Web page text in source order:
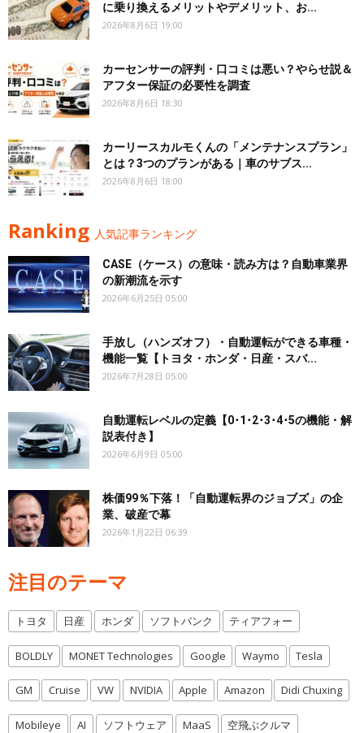
に乗り換えるメリットやデメリット、お...
2026年8月6日 19:00
カーセンサーの評判・口コミは悪い？やらせ説＆
アフター保証の必要性を調査
2026年8月6日 18:30
カーリースカルモくんの「メンテナンスプラン」
とは？3つのプランがある｜車のサブス...
2026年8月6日 18:00
Ranking 人気記事ランキング
CASE（ケース）の意味・読み方は？自動車業界
の新潮流を示す
2026年6月25日 05:00
手放し（ハンズオフ）・自動運転ができる車種・
機能一覧【トヨタ・ホンダ・日産・スバ...
2026年7月28日 05:00
自動運転レベルの定義【0･1･2･3･4･5の機能・解
説表付き】
2026年6月9日 05:00
株価99％下落！「自動運転界のジョブズ」の企
業、破産で幕
2026年1月22日 06:39
注目のテーマ
トヨタ 日産 ホンダ ソフトバンク ティアフォー
BOLDLY MONET Technologies Google Waymo Tesla
GM Cruise VW NVIDIA Apple Amazon Didi Chuxing
Mobileye AI ソフトウェア MaaS 空飛ぶクルマ